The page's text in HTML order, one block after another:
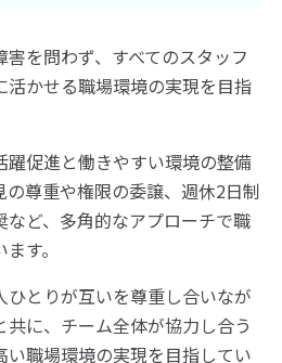
を問わず、すべてのスタッフ
かせる職場環境の実現を目指
躍促進と働きやすい環境の整備
の尊重や権限の委譲、週休2日制
など、多角的なアプローチで職
す。
とりが互いを尊重し合いなが
に、チーム全体が協力し合う
職場環境の実現を目指してい